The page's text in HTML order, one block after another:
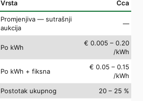
Vrsta Cca
Promjenjiva — sutrašnji
aukcija
—
Po kWh
€ 0.005 – 0.20
/kWh
Po kWh + fiksna
€ 0.05 – 0.15
/kWh
Postotak ukupnog 20 – 25 %